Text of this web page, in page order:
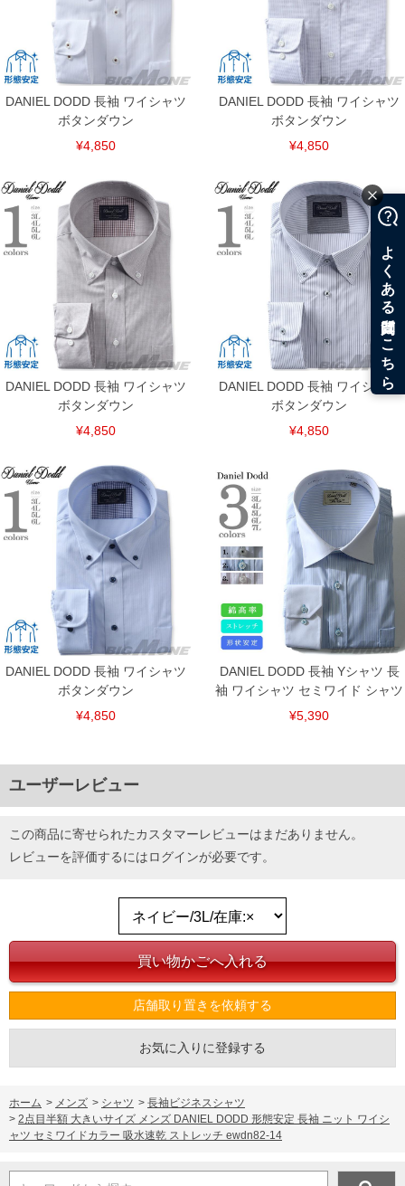
DANIEL DODD 長袖 ワイシャツ
ボタンダウン
¥4,850
DANIEL DODD 長袖 ワイシャツ
ボタンダウン
¥4,850
DANIEL DODD 長袖 ワイシャツ
ボタンダウン
¥4,850
DANIEL DODD 長袖 ワイシャツ
ボタンダウン
¥4,850
DANIEL DODD 長袖 ワイシャツ
ボタンダウン
¥4,850
DANIEL DODD 長袖 Yシャツ 長
袖 ワイシャツ セミワイド シャツ
¥5,390
ユーザーレビュー
この商品に寄せられたカスタマーレビューはまだありません。
レビューを評価するにはログインが必要です。
店舗取り置きを依頼する
お気に入りに登録する
ホーム > メンズ > シャツ > 長袖ビジネスシャツ
> 2点目半額 大きいサイズ メンズ DANIEL DODD 形態安定 長袖 ニット ワイシ
ャツ セミワイドカラー 吸水速乾 ストレッチ ewdn82-14